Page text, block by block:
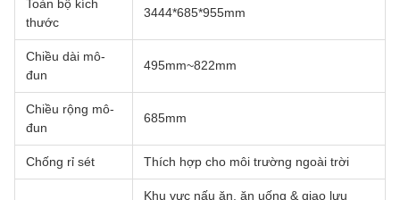
Toàn bộ kích
thước
3444*685*955mm
Chiều dài mô-
đun
495mm~822mm
Chiều rộng mô-
đun
685mm
Chống rỉ sét Thích hợp cho môi trường ngoài trời
Khu vực nấu ăn, ăn uống & giao lưu